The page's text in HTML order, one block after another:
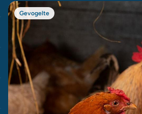
Gevogelte